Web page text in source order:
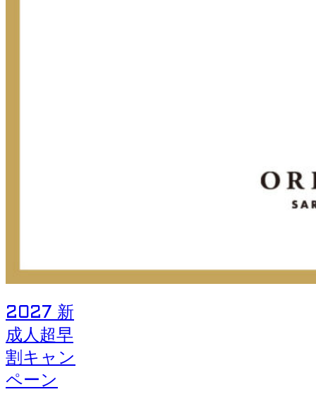
2027 新
成人超早
割キャン
ペーン